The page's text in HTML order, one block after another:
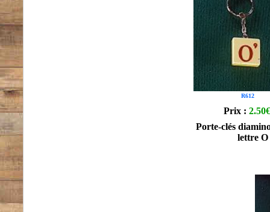
R612
Prix : 2.50€
Porte-clés
lettre O